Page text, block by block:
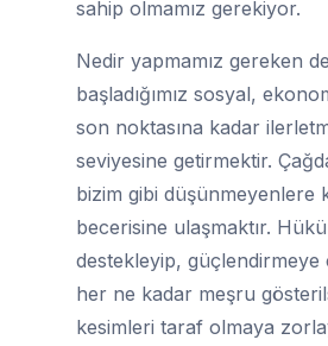
sahip olmamız gerekiyor.
Nedir yapmamız gereken
başladığımız sosyal,
son noktasına kadar
seviyesine getirmektir.
bizim gibi düşünmeyenlere
becerisine ulaşmaktır.
destekleyip, güçlendirmeye
her ne kadar meşru
kesimleri taraf olmaya